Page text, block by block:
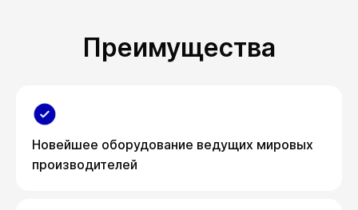
Преимущества
Новейшее оборудование ведущих мировых
производителей